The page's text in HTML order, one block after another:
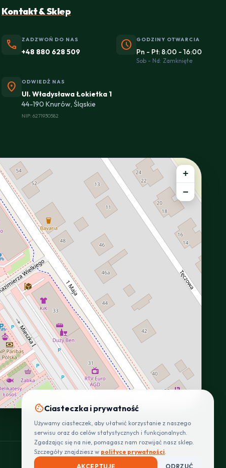
Kontakt & Sklep
phone ZADZWOŃ DO NAS
+48 880 628 509 schedule GODZINY OTWARCIA
Pn - Pt: 8:00 - 16:00
Sob - Nd: Zamknięte
location_on ODWIEDŹ NAS
Ul. Władysława Łokietka 1
44-190 Knurów, Śląskie
NIP: 6271930582
+
−
INTERACTIVE VIEW
cookieCiasteczka i prywatność
Używamy ciasteczek, aby ułatwić korzystanie z naszego
serwisu oraz do celów statystycznych i funkcjonalnych.
Zgadzając się na nie, pomagasz nam rozwijać nasz sklep.
Szczegóły znajdziesz w polityce prywatności.
AKCEPTUJĘ
ODRZUĆ